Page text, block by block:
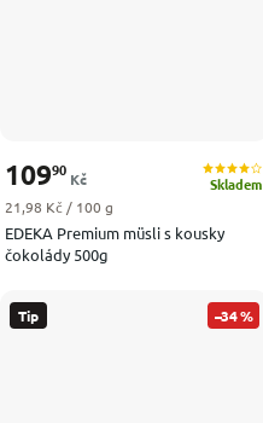
EDEKA Premium müsli s kousky
čokolády 500g
Skladem
10990
Kč
Měrná cena:
21,98 Kč / 100 g
Tip –34 %